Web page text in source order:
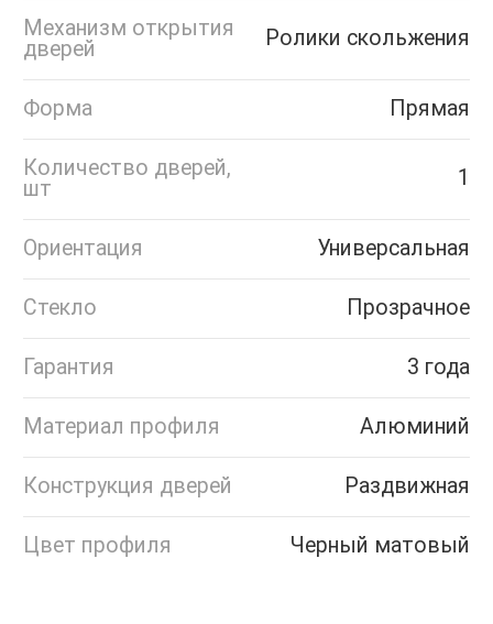
Механизм открытия
дверей
Ролики скольжения
Форма Прямая
Количество дверей,
шт
1
Ориентация Универсальная
Стекло Прозрачное
Гарантия 3 года
Материал профиля Алюминий
Конструкция дверей Раздвижная
Цвет профиля Черный матовый